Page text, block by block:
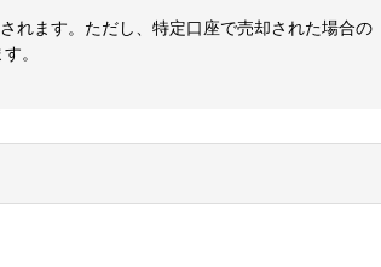
れます。ただし、特定口座で売却された場合の
。